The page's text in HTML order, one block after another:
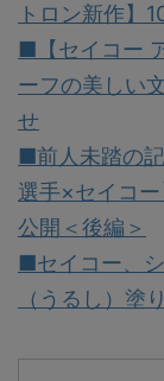
トロン新作】
■【セイコー
ーフの美しい
せ
■前人未踏の
選手×セイコ
公開＜後編＞
■セイコー、
（うるし）塗